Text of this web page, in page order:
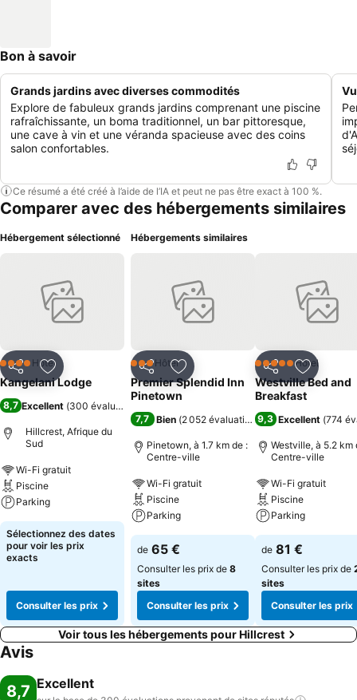
Bon à savoir
Grands jardins avec diverses commodités
Explore de fabuleux grands jardins comprenant une piscine
rafraîchissante, un boma traditionnel, un bar pittoresque,
une cave à vin et une véranda spacieuse avec des coins
salon confortables.
Ce résumé a été créé à l’aide de l’IA et peut ne pas être exact à 100 %.
Comparer avec des hébergements similaires
Hébergement sélectionné
PartagerAjouter à mes favoris
4 ÉtoilesHôtel
Kangelani Lodge
8,7 Excellent (300 évaluations
Hillcrest, Afrique du
Sud
Wi-Fi gratuit
Piscine
Parking
Sélectionnez des dates
pour voir les prix
exacts
Consulter les prix
Hébergements similaires
PartagerAjouter à mes favoris
3 ÉtoilesHôtel
Premier Splendid Inn
Pinetown
7,7 Bien (2 052 évaluations)
Pinetown, à 1.7 km de :
Centre-ville
Wi-Fi gratuit
Piscine
Parking
de 65 €
Consulter les prix de 8
sites
Consulter les prix
PartagerAjouter
5 Étoiles Hôtel
Westville Bed and
Breakfast
9,3 Excellent (774
Westville, à 5.2 km
Centre-ville
Wi-Fi gratuit
Piscine
Parking
de 81 €
Consulter les prix de
sites
Consulter les prix
Voir tous les hébergements pour Hillcrest
Avis
8,7 Excellent